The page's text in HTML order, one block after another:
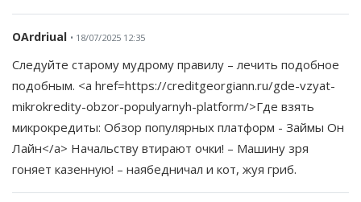
OArdriual • 18/07/2025 12:35
Следуйте старому мудрому правилу – лечить подобное
подобным. <a href=https://creditgeorgiann.ru/gde-vzyat-
mikrokredity-obzor-populyarnyh-platform/>Где взять
микрокредиты: Обзор популярных платформ - Займы Он
Лайн</a> Начальству втирают очки! – Машину зря
гоняет казенную! – наябедничал и кот, жуя гриб.